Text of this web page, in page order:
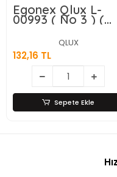
Egonex Qlux L-
00993 ( No 3 ) (
Renkli ) Freshmax
Erzak Kabı (
Şeffaf Pls.kap ) (
2800ml )*18=k
QLUX
132,16 TL
Sepete Ekle